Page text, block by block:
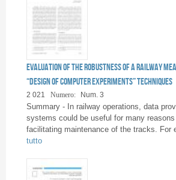
Evaluation of the robustness of a railway
“Design of Computer Experiments” techniques
2 021 Numero: Num. 3
Summary - In railway operations, data
systems could be useful for many
facilitating maintenance of the tracks. For
tutto